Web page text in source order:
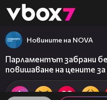
👾
Новините на NOVA
Парламентът забрани
повишаване на цените за